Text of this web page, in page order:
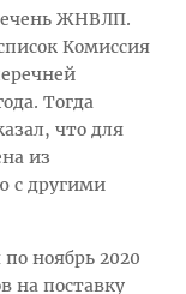
ЖНВЛП.
Комиссия
Тогда
что для
из
с другими
ноябрь 2020
на поставку